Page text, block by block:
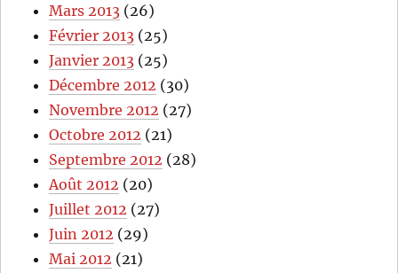
Mars 2013 (26)
Février 2013 (25)
Janvier 2013 (25)
Décembre 2012 (30)
Novembre 2012 (27)
Octobre 2012 (21)
Septembre 2012 (28)
Août 2012 (20)
Juillet 2012 (27)
Juin 2012 (29)
Mai 2012 (21)